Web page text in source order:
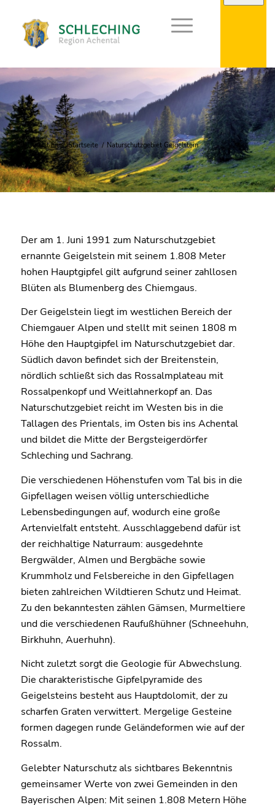
Du bist hier: Startseite / Naturschutzgebiet Geigelstein
Der am 1. Juni 1991 zum Naturschutzgebiet
ernannte Geigelstein mit seinem 1.808 Meter
hohen Hauptgipfel gilt aufgrund seiner zahllosen
Blüten als Blumenberg des Chiemgaus.
Der Geigelstein liegt im westlichen Bereich der
Chiemgauer Alpen und stellt mit seinen 1808 m
Höhe den Hauptgipfel im Naturschutzgebiet dar.
Südlich davon befindet sich der Breitenstein,
nördlich schließt sich das Rossalmplateau mit
Rossalpenkopf und Weitlahnerkopf an. Das
Naturschutzgebiet reicht im Westen bis in die
Tallagen des Prientals, im Osten bis ins Achental
und bildet die Mitte der Bergsteigerdörfer
Schleching und Sachrang.
Die verschiedenen Höhenstufen vom Tal bis in die
Gipfellagen weisen völlig unterschiedliche
Lebensbedingungen auf, wodurch eine große
Artenvielfalt entsteht. Ausschlaggebend dafür ist
der reichhaltige Naturraum: ausgedehnte
Bergwälder, Almen und Bergbäche sowie
Krummholz und Felsbereiche in den Gipfellagen
bieten zahlreichen Wildtieren Schutz und Heimat.
Zu den bekanntesten zählen Gämsen, Murmeltiere
und die verschiedenen Raufußhühner (Schneehuhn,
Birkhuhn, Auerhuhn).
Nicht zuletzt sorgt die Geologie für Abwechslung.
Die charakteristische Gipfelpyramide des
Geigelsteins besteht aus Hauptdolomit, der zu
scharfen Graten verwittert. Mergelige Gesteine
formen dagegen runde Geländeformen wie auf der
Rossalm.
Gelebter Naturschutz als sichtbares Bekenntnis
gemeinsamer Werte von zwei Gemeinden in den
Bayerischen Alpen: Mit seinen 1.808 Metern Höhe